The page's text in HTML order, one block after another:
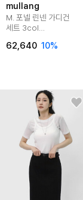
mullang
M. 포넬 린넨 가디건
세트 3col
62,640 10%